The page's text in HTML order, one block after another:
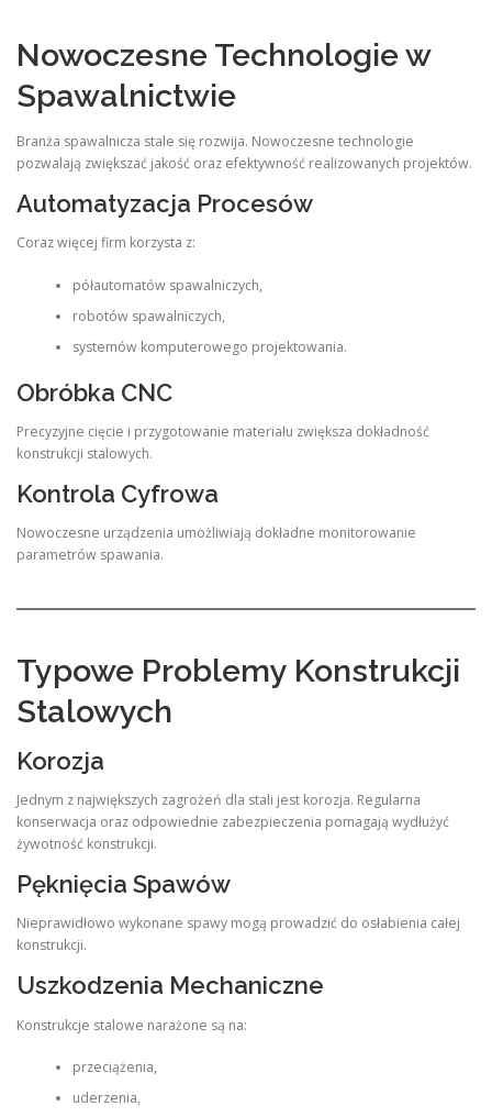
Nowoczesne Technologie w
Spawalnictwie
Branża spawalnicza stale się rozwija. Nowoczesne technologie
pozwalają zwiększać jakość oraz efektywność realizowanych projektów.
Automatyzacja Procesów
Coraz więcej firm korzysta z:
półautomatów spawalniczych,
robotów spawalniczych,
systemów komputerowego projektowania.
Obróbka CNC
Precyzyjne cięcie i przygotowanie materiału zwiększa dokładność
konstrukcji stalowych.
Kontrola Cyfrowa
Nowoczesne urządzenia umożliwiają dokładne monitorowanie
parametrów spawania.
Typowe Problemy Konstrukcji
Stalowych
Korozja
Jednym z największych zagrożeń dla stali jest korozja. Regularna
konserwacja oraz odpowiednie zabezpieczenia pomagają wydłużyć
żywotność konstrukcji.
Pęknięcia Spawów
Nieprawidłowo wykonane spawy mogą prowadzić do osłabienia całej
konstrukcji.
Uszkodzenia Mechaniczne
Konstrukcje stalowe narażone są na:
przeciążenia,
uderzenia,